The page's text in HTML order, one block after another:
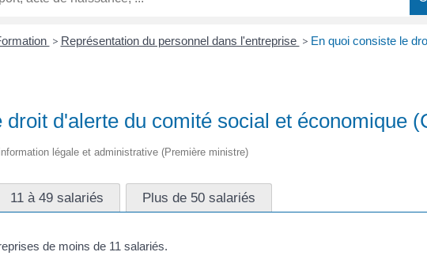
> Représentation du personnel dans l'entreprise > En quoi consiste le
droit d'alerte du comité social et économique
légale et administrative (Première ministre)
11 à 49 salariés Plus de 50 salariés
de moins de 11 salariés.